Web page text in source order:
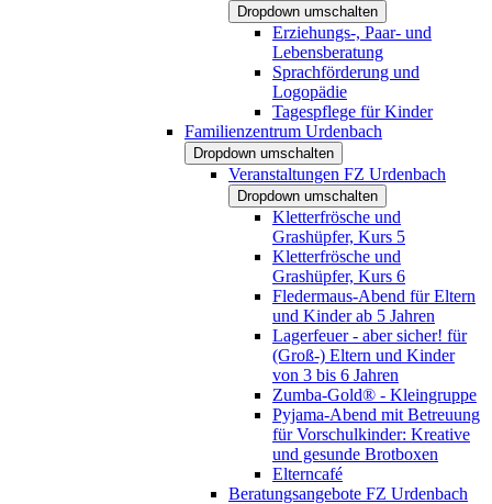
Dropdown umschalten
Erziehungs-, Paar- und
Lebensberatung
Sprachförderung und
Logopädie
Tagespflege für Kinder
Familienzentrum Urdenbach
Dropdown umschalten
Veranstaltungen FZ Urdenbach
Dropdown umschalten
Kletterfrösche und
Grashüpfer, Kurs 5
Kletterfrösche und
Grashüpfer, Kurs 6
Fledermaus-Abend für Eltern
und Kinder ab 5 Jahren
Lagerfeuer - aber sicher! für
(Groß-) Eltern und Kinder
von 3 bis 6 Jahren
Zumba-Gold® - Kleingruppe
Pyjama-Abend mit Betreuung
für Vorschulkinder: Kreative
und gesunde Brotboxen
Elterncafé
Beratungsangebote FZ Urdenbach